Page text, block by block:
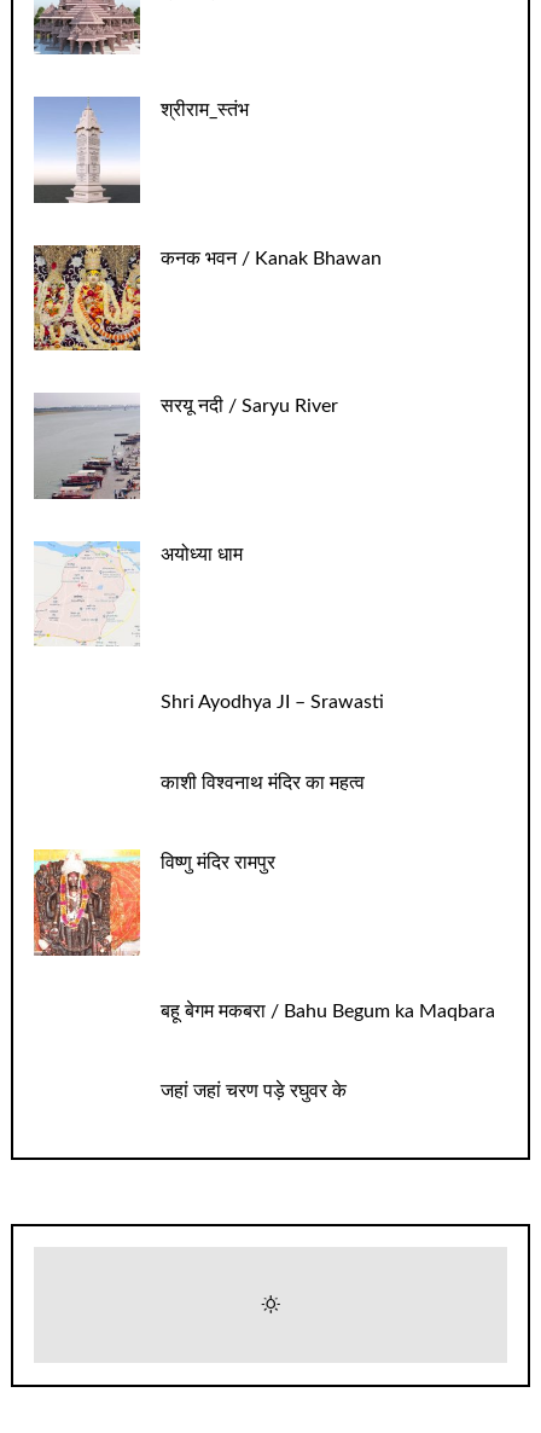
श्रीराम_स्तंभ
कनक भवन / Kanak Bhawan
सरयू नदी / Saryu River
अयोध्या धाम
Shri Ayodhya JI – Srawasti
काशी विश्वनाथ मंदिर का महत्व
विष्णु मंदिर रामपुर
बहू बेगम मकबरा / Bahu Begum ka Maqbara
जहां जहां चरण पड़े रघुवर के